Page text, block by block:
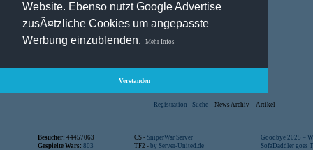
Website. Ebenso nutzt Google Advertise
zusÃ¤tzliche Cookies um angepasste
Werbung einzublenden.
Mehr Infos
Verstanden
Registration - Suche - News Archiv - Artikel
Besucher: 44457063 CS - SniperWar Server
Goodbye 2025 –
Gespielte Wars: 803 TF2 - by Server-United.de
SofaDaddler goes